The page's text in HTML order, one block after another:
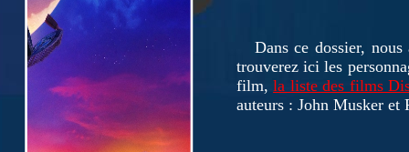
Dans ce dossier, nous
trouverez ici les
film,la liste des films
auteurs : John Musker et